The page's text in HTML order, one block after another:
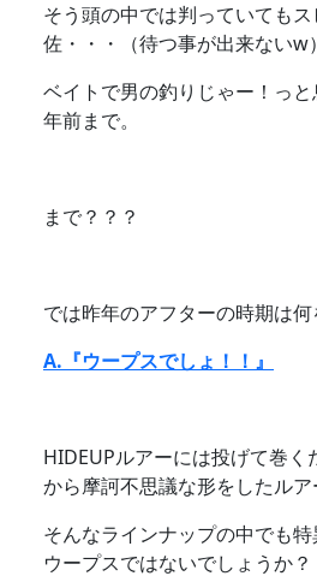
そう頭の中では判っていても
佐・・・（待つ事が出来ないw）
ベイトで男の釣りじゃー！っ
年前まで。
まで？？？
では昨年のアフターの時期は
A.『ウープスでしょ！！』
HIDEUPルアーには投げて巻く
から摩訶不思議な形をしたルア
そんなラインナップの中でも
ウープスではないでしょうか？